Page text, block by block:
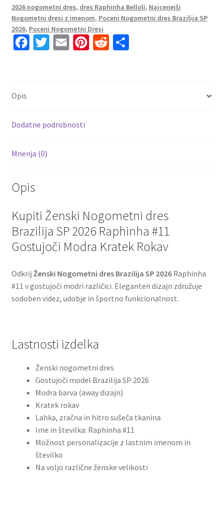
Belloli
#11
Gostujoči
modra
2026 nogometni dres, dres Raphinha Belloli, Najcenejši
Nogometni dresi z imenom, Poceni Nogometni dres Brazilija SP
2026, Poceni Nogometni Dresi
Fa
k
T E Pi R S
Opis
Dodatne podrobnosti
Mnenja (0)
Opis
Kupiti Ženski Nogometni dres
Brazilija SP 2026 Raphinha #11
Gostujoči Modra Kratek Rokav
Odkrij Ženski Nogometni dres Brazilija SP 2026Raphinha
#11 v gostujoči modri različici. Eleganten dizajn združuje
sodoben videz, udobje in športno funkcionalnost.
Lastnosti izdelka
Ženski nogometni dres
Gostujoči model Brazilija SP 2026
Modra barva (away dizajn)
Kratek rokav
Lahka, zračna in hitro sušeča tkanina
Ime in številka: Raphinha #11
Možnost personalizacije z lastnim imenom in
številko
Na voljo različne ženske velikosti